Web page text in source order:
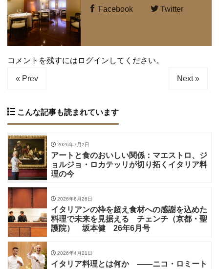
Facebook Twitter
コメントを残すにはログインしてください。
« Prev Next »
こんな記事も読まれています
2026年7月2日
アートと食のおいしい関係：マエストロ、ジ
ョルジョ・ロカテッリが切り拓くイタリア料
理の今
2026年6月26日
イタリアンの枠を超え食材への感謝を込めた
料理で未来を見据える チェンチ（京都・聖
護院） 坂本健 26年6月号
2026年4月21日
イタリア料理とは何か ——ニコ・ロミート